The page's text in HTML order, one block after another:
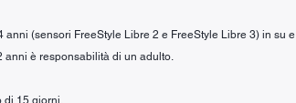
(sensori FreeStyle Libre 2 e FreeStyle Libre 3) in su e
anni è responsabilità di un adulto.
di 15 giorni.